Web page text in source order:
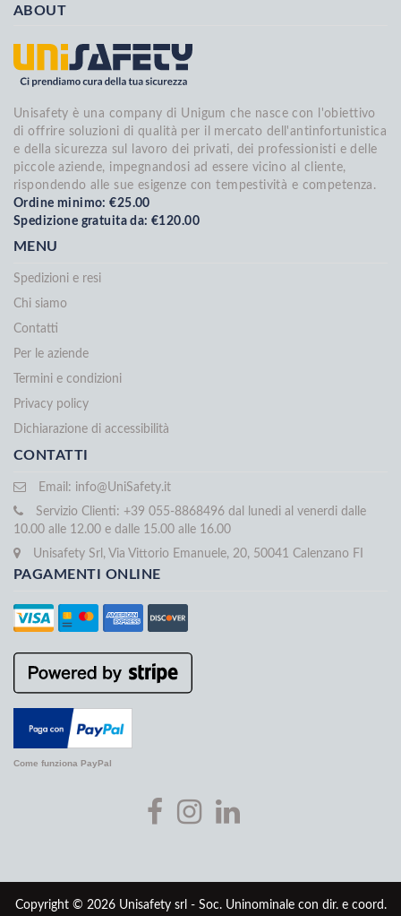
ABOUT
Unisafety è una company di Unigum che nasce con l'obiettivo
di offrire soluzioni di qualità per il mercato dell'antinfortunistica
e della sicurezza sul lavoro dei privati, dei professionisti e delle
piccole aziende, impegnandosi ad essere vicino al cliente,
rispondendo alle sue esigenze con tempestività e competenza.
Ordine minimo: €25.00
Spedizione gratuita da: €120.00
MENU
Spedizioni e resi
Chi siamo
Contatti
Per le aziende
Termini e condizioni
Privacy policy
Dichiarazione di accessibilità
CONTATTI
Email: info@UniSafety.it
Servizio Clienti: +39 055-8868496 dal lunedi al venerdi dalle
10.00 alle 12.00 e dalle 15.00 alle 16.00
Unisafety Srl, Via Vittorio Emanuele, 20, 50041 Calenzano FI
PAGAMENTI ONLINE
Come funziona PayPal
Copyright © 2026 Unisafety srl - Soc. Uninominale con dir. e coord.